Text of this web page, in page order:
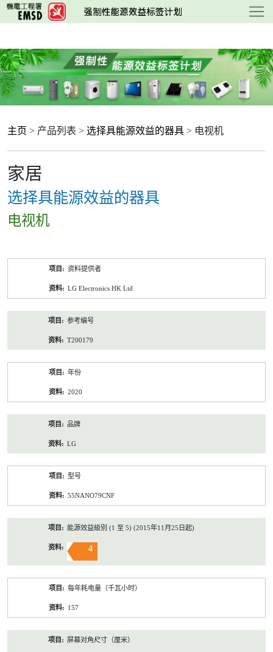
跳
至
要
内
容
主页 > 产品列表 > 选择具能源效益的器具 > 电视机
家居
选择具能源效益的器具
电视机
资料提供者
LG Electronics HK Ltd
参考编号
T200179
年份
2020
品牌
LG
型号
55NANO79CNF
能源效益級別 (1 至 5) (2015年11月25日起)
4
每年耗电量（千瓦小时）
157
屏幕对角尺寸（厘米）